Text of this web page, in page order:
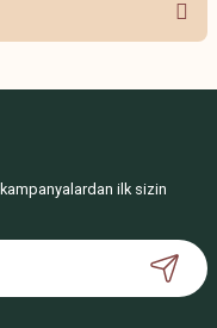
ilk sizin